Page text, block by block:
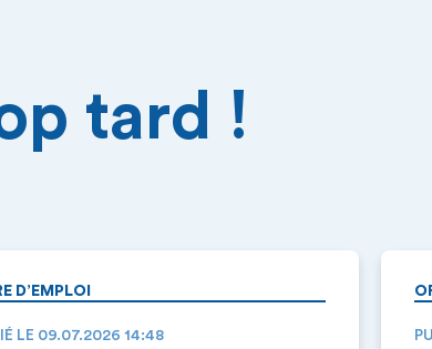
tard !
D’EMPLOI
LE 09.07.2026 14:48